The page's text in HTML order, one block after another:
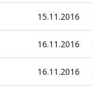
15.11.2016
16.11.2016
16.11.2016